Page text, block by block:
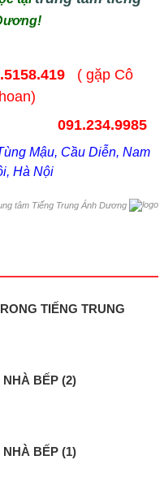
( gặp Cô
091.234.9985
Mậu, Cầu Diễn, Nam
Hà Nội
tâm Tiếng Trung Ánh Dương
TIẾNG TRUNG
BẾP (2)
BẾP (1)